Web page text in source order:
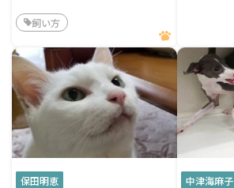
飼い方
保田明恵
中津海麻子